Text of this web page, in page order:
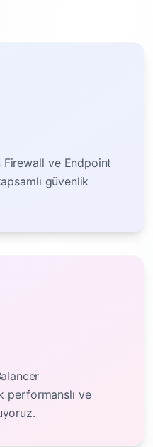
ve Endpoint
güvenlik
performanslı ve